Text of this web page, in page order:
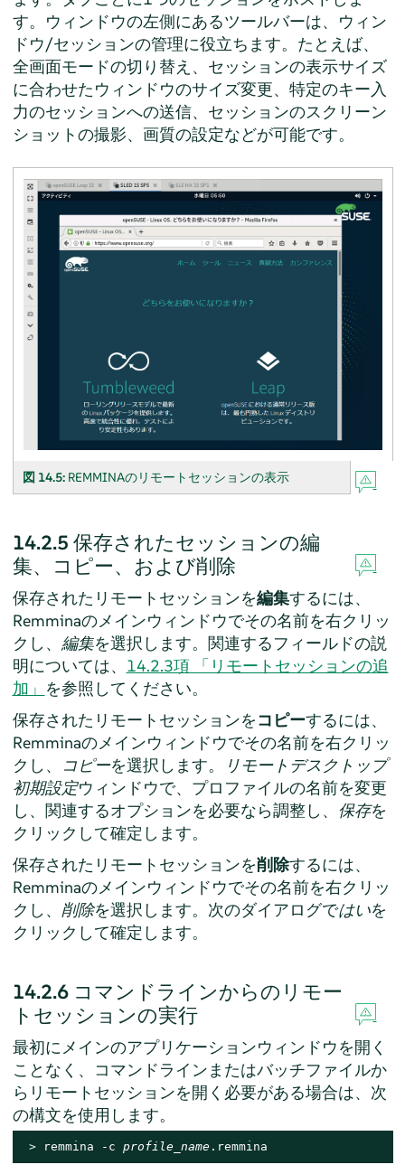
す。ウィンドウの左側にあるツールバーは、ウィン
ドウ/セッションの管理に役立ちます。たとえば、
全画面モードの切り替え、セッションの表示サイズ
に合わせたウィンドウのサイズ変更、特定のキー入
力のセッションへの送信、セッションのスクリーン
ショットの撮影、画質の設定などが可能です。
図 14.5: REMMINAのリモートセッションの表示
14.2.5 保存されたセッションの編
集、コピー、および削除
保存されたリモートセッションを編集するには、
Remminaのメインウィンドウでその名前を右クリッ
クし、 編集を選択します。関連するフィールドの説
明については、 14.2.3項 「リモートセッションの追
加」 を参照してください。
保存されたリモートセッションをコピーするには、
Remminaのメインウィンドウでその名前を右クリッ
クし、
コピーを選択します。
リモートデスクトップ
初期設定ウィンドウで、プロファイルの名前を変更
し、関連するオプションを必要なら調整し、 保存を
クリックして確定します。
保存されたリモートセッションを削除するには、
Remminaのメインウィンドウでその名前を右クリッ
クし、 削除を選択します。次のダイアログではいを
クリックして確定します。
14.2.6 コマンドラインからのリモー
トセッションの実行
最初にメインのアプリケーションウィンドウを開く
ことなく、コマンドラインまたはバッチファイルか
らリモートセッションを開く必要がある場合は、次
の構文を使用します。
> remmina -c profile_name .remmina